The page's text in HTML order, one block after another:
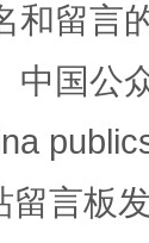
和留言
中国公
言板